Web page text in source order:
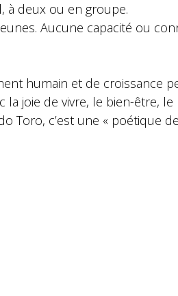
à deux ou en groupe.
Aucune capacité ou
humain et de croissance
la joie de vivre, le bien-être,
Toro, c’est une « poétique